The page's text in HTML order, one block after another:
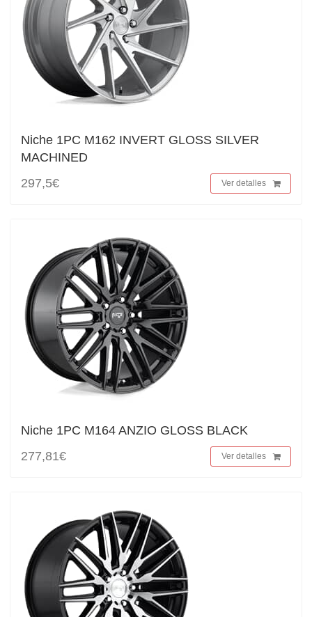
Niche 1PC M162 INVERT GLOSS SILVER
MACHINED
297,5€
Ver detalles
Niche 1PC M164 ANZIO GLOSS BLACK
277,81€
Ver detalles